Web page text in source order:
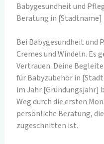
Babygesundheit und
Beratung in [Stadtname]
Bei Babygesundheit und
Cremes und Windeln. Es
Vertrauen. Deine
für Babyzubehör in
im Jahr [Gründungsjahr]
Weg durch die ersten
persönliche Beratung,
zugeschnitten ist.